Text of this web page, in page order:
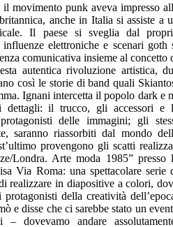
movimento punk aveva impresso
anche in Italia si assiste a
Il paese si sveglia dal
elettroniche e scenari goth
comunicativa insieme al concetto
autentica rivoluzione artistica,
così le storie di band quali
Ignani intercetta il popolo dark e
dettagli: il trucco, gli accessori e
delle immagini; gli
saranno riassorbiti dal mondo
provengono gli scatti
Londra. Arte moda 1985” presso
Via Roma: una spettacolare serie
realizzare in diapositive a colori,
della creatività
e disse che ci sarebbe stato un
dovevamo andare